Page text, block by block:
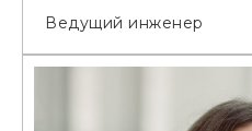
Ведущий инженер